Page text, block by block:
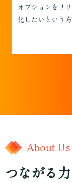
オプションをリ
化したいという
About Us
つながる